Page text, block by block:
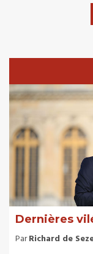
Dernières
ParRichard de